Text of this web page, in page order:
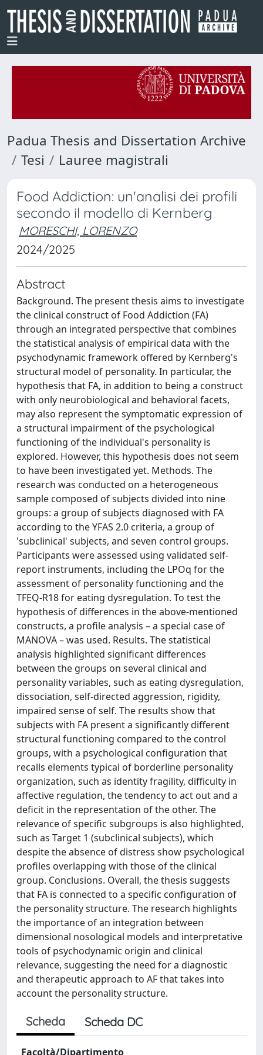
Padua Thesis and Dissertation Archive
Tesi
Lauree magistrali
Food Addiction: un'analisi dei profili
secondo il modello di Kernberg
MORESCHI, LORENZO
2024/2025
Abstract
Background. The present thesis aims to investigate
the clinical construct of Food Addiction (FA)
through an integrated perspective that combines
the statistical analysis of empirical data with the
psychodynamic framework offered by Kernberg's
structural model of personality. In particular, the
hypothesis that FA, in addition to being a construct
with only neurobiological and behavioral facets,
may also represent the symptomatic expression of
a structural impairment of the psychological
functioning of the individual's personality is
explored. However, this hypothesis does not seem
to have been investigated yet. Methods. The
research was conducted on a heterogeneous
sample composed of subjects divided into nine
groups: a group of subjects diagnosed with FA
according to the YFAS 2.0 criteria, a group of
'subclinical' subjects, and seven control groups.
Participants were assessed using validated self-
report instruments, including the LPOq for the
assessment of personality functioning and the
TFEQ-R18 for eating dysregulation. To test the
hypothesis of differences in the above-mentioned
constructs, a profile analysis – a special case of
MANOVA – was used. Results. The statistical
analysis highlighted significant differences
between the groups on several clinical and
personality variables, such as eating dysregulation,
dissociation, self-directed aggression, rigidity,
impaired sense of self. The results show that
subjects with FA present a significantly different
structural functioning compared to the control
groups, with a psychological configuration that
recalls elements typical of borderline personality
organization, such as identity fragility, difficulty in
affective regulation, the tendency to act out and a
deficit in the representation of the other. The
relevance of specific subgroups is also highlighted,
such as Target 1 (subclinical subjects), which
despite the absence of distress show psychological
profiles overlapping with those of the clinical
group. Conclusions. Overall, the thesis suggests
that FA is connected to a specific configuration of
the personality structure. The research highlights
the importance of an integration between
dimensional nosological models and interpretative
tools of psychodynamic origin and clinical
relevance, suggesting the need for a diagnostic
and therapeutic approach to AF that takes into
account the personality structure.
Scheda Scheda DC
Facoltà/Dipartimento